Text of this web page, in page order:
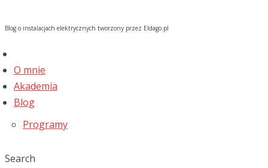
Blog o instalacjach elektrycznych tworzony przez Eldago.pl
O mnie
Akademia
Blog
Programy
Search